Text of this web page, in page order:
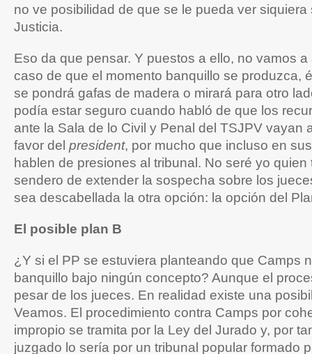
no ve posibilidad de que se le pueda ver siquiera
Justicia.
Eso da que pensar. Y puestos a ello, no vamos
caso de que el momento banquillo se produzca,
se pondrá gafas de madera o mirará para otro
podía estar seguro cuando habló de que los
ante la Sala de lo Civil y Penal del TSJPV vayan
favor del president, por mucho que incluso en
hablen de presiones al tribunal. No seré yo quien
sendero de extender la sospecha sobre los
sea descabellada la otra opción: la opción del
El posible plan B
¿Y si el PP se estuviera planteando que Camps
banquillo bajo ningún concepto? Aunque el
pesar de los jueces. En realidad existe una
Veamos. El procedimiento contra Camps por
impropio se tramita por la Ley del Jurado y, por
juzgado lo sería por un tribunal popular formado